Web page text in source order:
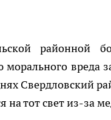
районной
вреда
Свердловский
на тот свет из-за